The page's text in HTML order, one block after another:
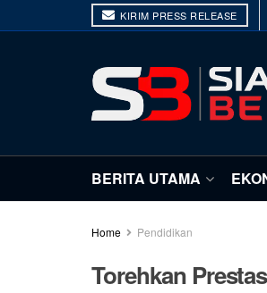
KIRIM PRESS RELEASE
BERITA UTAMA
Home Pendidikan
Torehkan